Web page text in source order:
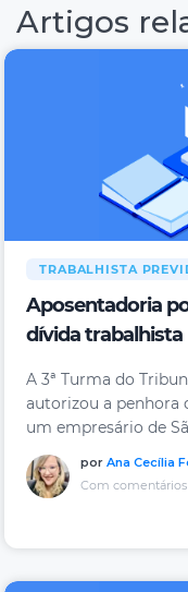
Artigos
TRABALHISTA
Aposentadoria
dívida trabalhista
A 3ª Turma do
autorizou a penhora
um empresário de
por Ana Cecília
Com